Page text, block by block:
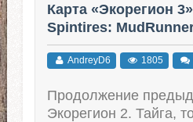
Карта «Экорегион
Spintires:
AndreyD6 1805
Продолжение
Экорегион 2. Тайга,